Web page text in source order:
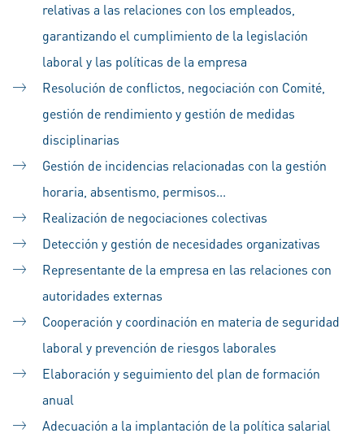
relativas a las relaciones con los empleados,
garantizando el cumplimiento de la legislación
laboral y las políticas de la empresa
Resolución de conflictos, negociación con Comité,
gestión de rendimiento y gestión de medidas
disciplinarias
Gestión de incidencias relacionadas con la gestión
horaria, absentismo, permisos...
Realización de negociaciones colectivas
Detección y gestión de necesidades organizativas
Representante de la empresa en las relaciones con
autoridades externas
Cooperación y coordinación en materia de seguridad
laboral y prevención de riesgos laborales
Elaboración y seguimiento del plan de formación
anual
Adecuación a la implantación de la política salarial